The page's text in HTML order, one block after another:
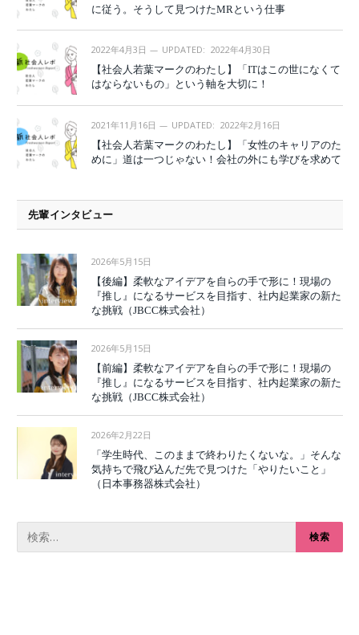
に従う。そうして見つけたMRという仕事
2022年4月3日 UPDATED: 2022年4月30日
【社会人若葉マークのわたし】「ITはこの世になくて
はならないもの」という軸を大切に！
2021年11月16日 UPDATED: 2022年2月16日
【社会人若葉マークのわたし】「女性のキャリアのた
めに」道は一つじゃない！会社の外にも学びを求めて
先輩インタビュー
2026年5月15日
【後編】柔軟なアイデアを自らの手で形に！現場の
『推し』になるサービスを目指す、社内起業家の新た
な挑戦（JBCC株式会社）
2026年5月15日
【前編】柔軟なアイデアを自らの手で形に！現場の
『推し』になるサービスを目指す、社内起業家の新た
な挑戦（JBCC株式会社）
2026年2月22日
「学生時代、このままで終わりたくないな。」そんな
気持ちで飛び込んだ先で見つけた「やりたいこと」
（日本事務器株式会社）